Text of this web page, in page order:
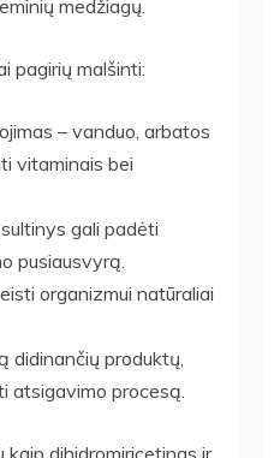
medžiagų.
pagirių malšinti:
– vanduo, arbatos
vitaminais bei
gali padėti
pusiausvyrą.
organizmui natūraliai
didinančių produktų,
atsigavimo procesą.